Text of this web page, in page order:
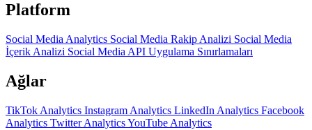
Platform
Social Media Analytics Social Media Rakip Analizi Social Media
İçerik Analizi Social Media API Uygulama Sınırlamaları
Ağlar
TikTok Analytics Instagram Analytics LinkedIn Analytics Facebook
Analytics Twitter AnalyticsYouTube Analytics